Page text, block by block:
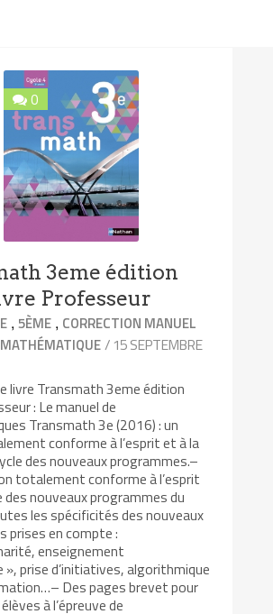
0
3eme édition
Professeur
,5ÈME , CORRECTION MANUEL
MATHÉMATIQUE/ 15 SEPTEMBRE
livre Transmath 3eme édition
: Le manuel de
Transmath 3e (2016) : un
conforme à l’esprit et à la
des nouveaux programmes.–
totalement conforme à l’esprit
nouveaux programmes du
les spécificités des nouveaux
prises en compte :
enseignement
», prise d’initiatives, algorithmique
Des pages brevet pour
à l’épreuve de